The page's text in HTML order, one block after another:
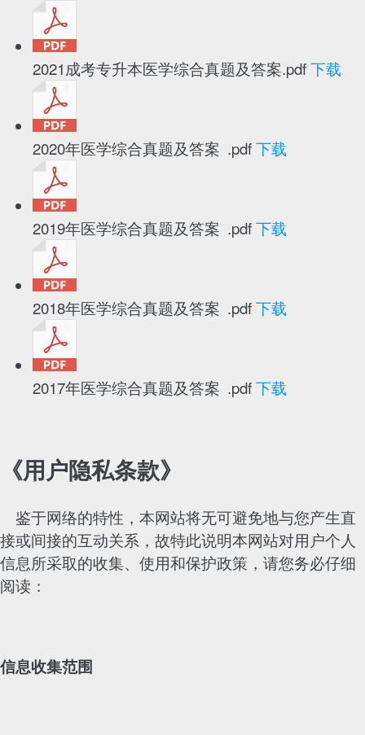
2021成考专升本医学综合真题及答案.pdf下载
2020年医学综合真题及答案 .pdf下载
2019年医学综合真题及答案 .pdf下载
2018年医学综合真题及答案 .pdf下载
2017年医学综合真题及答案 .pdf下载
《用户隐私条款》
鉴于网络的特性，本网站将无可避免地与您产生直
接或间接的互动关系，故特此说明本网站对用户个人
信息所采取的收集、使用和保护政策，请您务必仔细
阅读：
信息收集范围